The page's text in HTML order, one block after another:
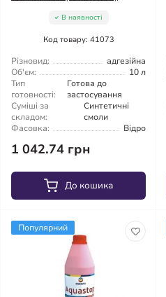
В наявності
Код товару: 41073
Різновид:
адгезійна
Об'єм:
10 л
Тип
готовності:
Готова до
застосування
Суміші за
складом:
Синтетичні
смоли
Фасовка:
Відро
1 042.74 грн
До кошика
Популярний